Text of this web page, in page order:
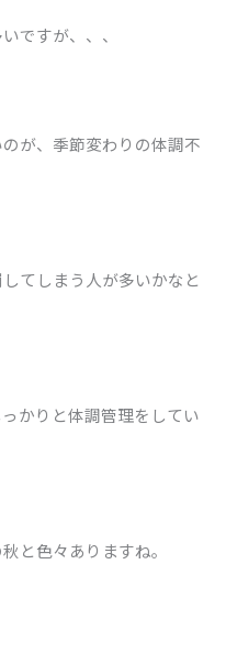
ですが、、、
が、季節変わりの体調不
てしまう人が多いかなと
かりと体調管理をしてい
と色々ありますね。